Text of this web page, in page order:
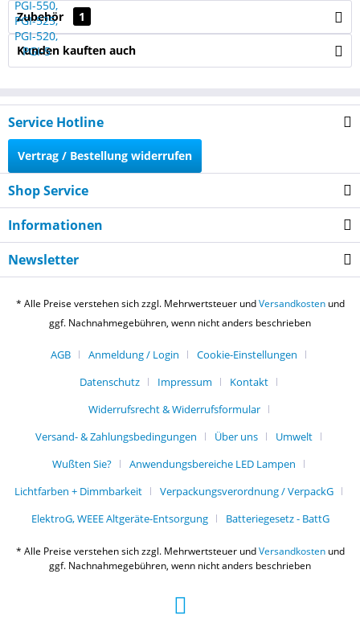
Zubehör 1
Kunden kauften auch
Service Hotline
Vertrag / Bestellung widerrufen
Shop Service
Informationen
Newsletter
* Alle Preise verstehen sich zzgl. Mehrwertsteuer undVersandkostenund
ggf. Nachnahmegebühren, wenn nicht anders beschrieben
AGB Anmeldung / Login
Cookie-Einstellungen
Datenschutz
Impressum
Kontakt
Widerrufsrecht & Widerrufsformular
Versand- & Zahlungsbedingungen
Über uns
Umwelt
Wußten Sie?
Anwendungsbereiche LED Lampen
Lichtfarben + Dimmbarkeit
Verpackungsverordnung / VerpackG
ElektroG, WEEE Altgeräte-Entsorgung
Batteriegesetz - BattG
* Alle Preise verstehen sich zzgl. Mehrwertsteuer undVersandkostenund
ggf. Nachnahmegebühren, wenn nicht anders beschrieben